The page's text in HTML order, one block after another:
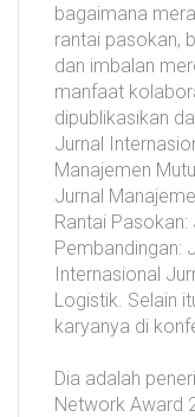
bagaimana
rantai pasokan,
dan imbalan
manfaat
dipublikasikan
Jurnal
Manajemen
Jurnal
Rantai Pasokan:
Pembandingan:
Internasional
Logistik. Selain
karyanya di
Dia adalah
Network Award